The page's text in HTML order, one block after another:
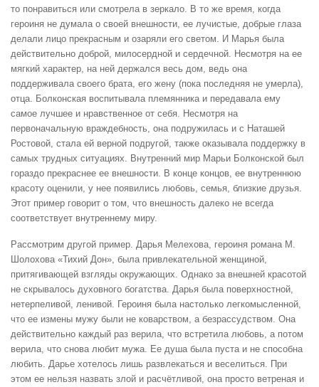
то понравиться или смотрела в зеркало. В то же время, когда
героиня не думала о своей внешности, ее лучистые, добрые глаза
делали лицо прекрасным и озаряли его светом. И Марья была
действительно доброй, милосердной и сердечной. Несмотря на ее
мягкий характер, на ней держался весь дом, ведь она
поддерживала своего брата, его жену (пока последняя не умерла),
отца. Болконская воспитывала племянника и передавала ему
самое лучшее и нравственное от себя. Несмотря на
первоначальную враждебность, она подружилась и с Наташей
Ростовой, стала ей верной подругой, также оказывала поддержку в
самых трудных ситуациях. Внутренний мир Марьи Болконской был
гораздо прекраснее ее внешности. В конце концов, ее внутреннюю
красоту оценили, у нее появились любовь, семья, близкие друзья.
Этот пример говорит о том, что внешность далеко не всегда
соответствует внутреннему миру.
Рассмотрим другой пример. Дарья Мелехова, героиня романа М.
Шолохова «Тихий Дон», была привлекательной женщиной,
притягивающей взгляды окружающих. Однако за внешней красотой
не скрывалось духовного богатства. Дарья была поверхностной,
нетерпеливой, ленивой. Героиня была настолько легкомысленной,
что ее измены мужу были не коварством, а безрассудством. Она
действительно каждый раз верила, что встретила любовь, а потом
верила, что снова любит мужа. Ее душа была пуста и не способна
любить. Дарье хотелось лишь развлекаться и веселиться. При
этом ее нельзя назвать злой и расчётливой, она просто ветреная и